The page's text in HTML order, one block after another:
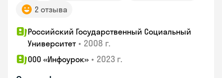
2 отзыва
Российский Государственный Социальный
Университет • 2008 г.
ООО «Инфоурок» • 2023 г.